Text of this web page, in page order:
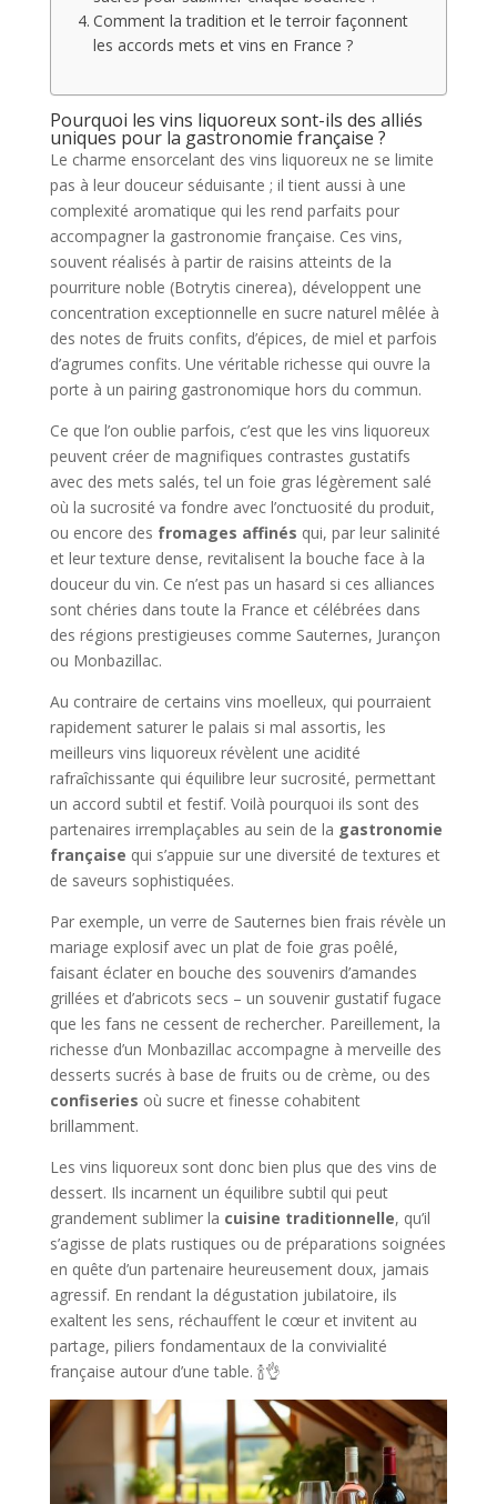
Comment la tradition et le terroir façonnent
les accords mets et vins en France ?
Pourquoi les vins liquoreux sont-ils des alliés
uniques pour la gastronomie française ?
Le charme ensorcelant des vins liquoreux ne se limite
pas à leur douceur séduisante ; il tient aussi à une
complexité aromatique qui les rend parfaits pour
accompagner la gastronomie française. Ces vins,
souvent réalisés à partir de raisins atteints de la
pourriture noble (Botrytis cinerea), développent une
concentration exceptionnelle en sucre naturel mêlée à
des notes de fruits confits, d’épices, de miel et parfois
d’agrumes confits. Une véritable richesse qui ouvre la
porte à un pairing gastronomique hors du commun.
Ce que l’on oublie parfois, c’est que les vins liquoreux
peuvent créer de magnifiques contrastes gustatifs
avec des mets salés, tel un foie gras légèrement salé
où la sucrosité va fondre avec l’onctuosité du produit,
ou encore des fromages affinés qui, par leur salinité
et leur texture dense, revitalisent la bouche face à la
douceur du vin. Ce n’est pas un hasard si ces alliances
sont chéries dans toute la France et célébrées dans
des régions prestigieuses comme Sauternes, Jurançon
ou Monbazillac.
Au contraire de certains vins moelleux, qui pourraient
rapidement saturer le palais si mal assortis, les
meilleurs vins liquoreux révèlent une acidité
rafraîchissante qui équilibre leur sucrosité, permettant
un accord subtil et festif. Voilà pourquoi ils sont des
partenaires irremplaçables au sein de la gastronomie
française qui s’appuie sur une diversité de textures et
de saveurs sophistiquées.
Par exemple, un verre de Sauternes bien frais révèle un
mariage explosif avec un plat de foie gras poêlé,
faisant éclater en bouche des souvenirs d’amandes
grillées et d’abricots secs – un souvenir gustatif fugace
que les fans ne cessent de rechercher. Pareillement, la
richesse d’un Monbazillac accompagne à merveille des
desserts sucrés à base de fruits ou de crème, ou des
confiseries où sucre et finesse cohabitent
brillamment.
Les vins liquoreux sont donc bien plus que des vins de
dessert. Ils incarnent un équilibre subtil qui peut
grandement sublimer la cuisine traditionnelle, qu’il
s’agisse de plats rustiques ou de préparations soignées
en quête d’un partenaire heureusement doux, jamais
agressif. En rendant la dégustation jubilatoire, ils
exaltent les sens, réchauffent le cœur et invitent au
partage, piliers fondamentaux de la convivialité
française autour d’une table. 🍾👌